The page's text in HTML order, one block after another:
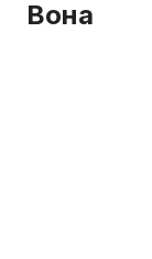
Вона